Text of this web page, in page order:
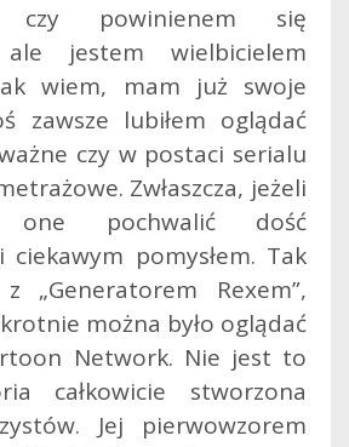
powinienem się
ale jestem wielbicielem
wiem, mam już swoje
zawsze lubiłem oglądać
czy w postaci serialu
Zwłaszcza, jeżeli
pochwalić dość
pomysłem. Tak
„Generatorem Rexem”,
można było oglądać
Network. Nie jest to
całkowicie stworzona
Jej pierwowzorem